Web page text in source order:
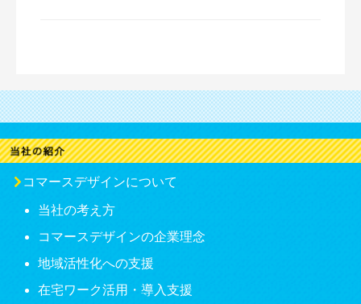
コマースデザインについて
当社の考え方
コマースデザインの企業理念
地域活性化への支援
在宅ワーク活用・導入支援